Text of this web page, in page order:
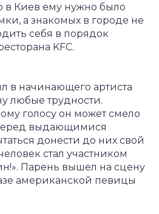
в Киев ему нужно было
а знакомых в городе не
себя в порядок
KFC.
в начинающего артиста
любые трудности.
голосу он может смело
выдающимися
донести до них свой
стал участником
Парень вышел на сцену
американской певицы